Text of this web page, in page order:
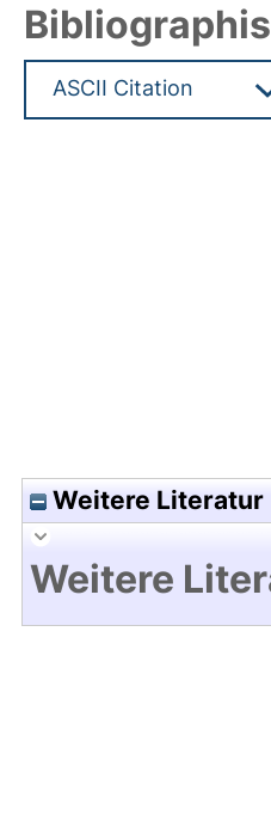
Weitere Literatur
Weitere